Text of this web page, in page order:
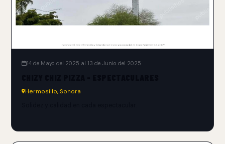
14 de Mayo del 2025 al 13 de Junio del 2025
Hermosillo, Sonora